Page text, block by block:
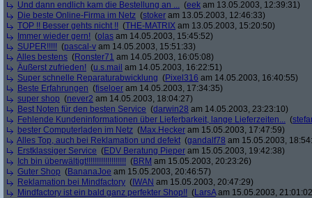
Und dann endlich kam die Bestellung an ... (eek am 13.05.2003, 12:39:31)
Die beste Online-Firma im Netz (stoker am 13.05.2003, 12:46:33)
TOP !! Besser gehts nicht !! (THE-MATRIX am 13.05.2003, 15:20:50)
Immer wieder gern! (olas am 14.05.2003, 15:45:52)
SUPER!!!!! (pascal-v am 14.05.2003, 15:51:33)
Alles bestens (Ronster71 am 14.05.2003, 16:05:08)
Äußerst zufrieden! (u.s.mail am 14.05.2003, 16:22:51)
Super schnelle Reparaturabwicklung (Pixel316 am 14.05.2003, 16:40:55)
Beste Erfahrungen (fiseloer am 14.05.2003, 17:34:35)
super shop (never2 am 14.05.2003, 18:04:27)
Best Noten für den besten Service (darwin28 am 14.05.2003, 23:23:10)
Fehlende Kundeninformationen über Lieferbarkeit, lange Lieferzeiten... (
bester Computerladen im Netz (Max.Hecker am 15.05.2003, 17:47:59)
Alles Top, auch bei Reklamation und defekt (gandalf78 am 15.05.2003,
Erstklassiger Service (EDV Beratung Pieper am 15.05.2003, 19:42:38)
Ich bin überwältigt!!!!!!!!!!!!!!!!!!! (BRM am 15.05.2003, 20:23:26)
Guter Shop (BananaJoe am 15.05.2003, 20:46:57)
Reklamation bei Mindfactory ( IWAN am 15.05.2003, 20:47:29)
Mindfactory ist ein bald ganz perfekter Shop!! (LarsAam 15.05.2003,